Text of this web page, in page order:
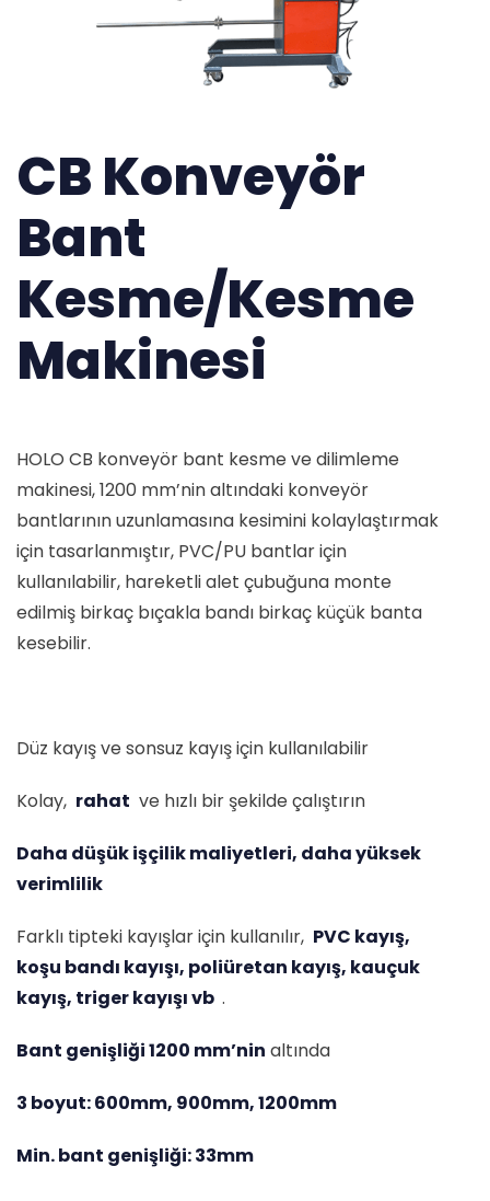
CB Konveyör
Bant
Kesme/Kesme
Makinesi
HOLO CB konveyör bant kesme ve dilimleme
makinesi, 1200 mm’nin altındaki konveyör
bantlarının uzunlamasına kesimini kolaylaştırmak
için tasarlanmıştır, PVC/PU bantlar için
kullanılabilir, hareketli alet çubuğuna monte
edilmiş birkaç bıçakla bandı birkaç küçük banta
kesebilir.
Düz kayış ve sonsuz kayış için kullanılabilir
Kolay, rahat ve hızlı bir şekilde çalıştırın
Daha düşük işçilik maliyetleri, daha yüksek
verimlilik
Farklı tipteki kayışlar için kullanılır, PVC kayış,
koşu bandı kayışı, poliüretan kayış, kauçuk
kayış, triger kayışı vb .
Bant genişliği 1200 mm’nin altında
3 boyut: 600mm, 900mm, 1200mm
Min. bant genişliği: 33mm